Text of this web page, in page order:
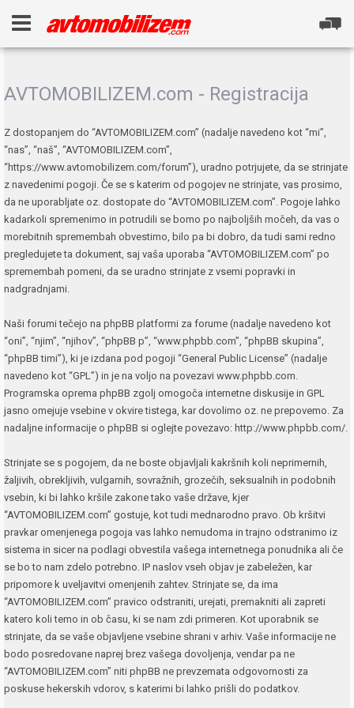
AVTOMOBILIZEM.com - Registracija
Z dostopanjem do “AVTOMOBILIZEM.com” (nadalje navedeno kot “mi”,
“nas”, “naš”, “AVTOMOBILIZEM.com”,
“https://www.avtomobilizem.com/forum”), uradno potrjujete, da se strinjate
z navedenimi pogoji. Če se s katerim od pogojev ne strinjate, vas prosimo,
da ne uporabljate oz. dostopate do “AVTOMOBILIZEM.com”. Pogoje lahko
kadarkoli spremenimo in potrudili se bomo po najboljših močeh, da vas o
morebitnih spremembah obvestimo, bilo pa bi dobro, da tudi sami redno
pregledujete ta dokument, saj vaša uporaba “AVTOMOBILIZEM.com” po
spremembah pomeni, da se uradno strinjate z vsemi popravki in
nadgradnjami.
Naši forumi tečejo na phpBB platformi za forume (nadalje navedeno kot
“oni”, “njim”, “njihov”, “phpBB p”, “www.phpbb.com”, “phpBB skupina”,
“phpBB timi”), ki je izdana pod pogoji “General Public License” (nadalje
navedeno kot “GPL”) in je na voljo na povezavi www.phpbb.com.
Programska oprema phpBB zgolj omogoča internetne diskusije in GPL
jasno omejuje vsebine v okvire tistega, kar dovolimo oz. ne prepovemo. Za
nadaljne informacije o phpBB si oglejte povezavo: http://www.phpbb.com/.
Strinjate se s pogojem, da ne boste objavljali kakršnih koli neprimernih,
žaljivih, obrekljivih, vulgarnih, sovražnih, grozečih, seksualnih in podobnih
vsebin, ki bi lahko kršile zakone tako vaše države, kjer
“AVTOMOBILIZEM.com” gostuje, kot tudi mednarodno pravo. Ob kršitvi
pravkar omenjenega pogoja vas lahko nemudoma in trajno odstranimo iz
sistema in sicer na podlagi obvestila vašega internetnega ponudnika ali če
se bo to nam zdelo potrebno. IP naslov vseh objav je zabeležen, kar
pripomore k uveljavitvi omenjenih zahtev. Strinjate se, da ima
“AVTOMOBILIZEM.com” pravico odstraniti, urejati, premakniti ali zapreti
katero koli temo in ob času, ki se nam zdi primeren. Kot uporabnik se
strinjate, da se vaše objavljene vsebine shrani v arhiv. Vaše informacije ne
bodo posredovane naprej brez vašega dovoljenja, vendar pa ne
“AVTOMOBILIZEM.com” niti phpBB ne prevzemata odgovornosti za
poskuse hekerskih vdorov, s katerimi bi lahko prišli do podatkov.